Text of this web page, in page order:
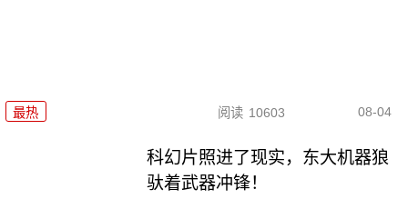
最热 阅读 10603 08-04
科幻片照进了现实，东大机器狼
驮着武器冲锋！